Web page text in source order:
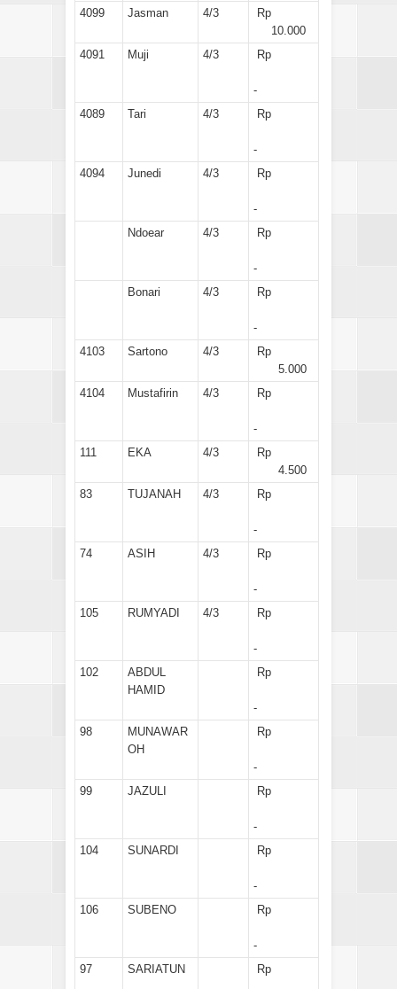
4099
Jasman 4/3
Rp
10.000
4091
Muji 4/3 Rp
-
4089
Tari 4/3 Rp
-
4094
Junedi 4/3 Rp
-
Ndoear
4/3 Rp
-
Bonari
4/3 Rp
-
4103
Sartono 4/3
Rp
5.000
4104
Mustafirin 4/3 Rp
-
111
EKA 4/3
Rp
4.500
83
TUJANAH 4/3 Rp
-
74
ASIH 4/3 Rp
-
105
RUMYADI 4/3 Rp
-
102
ABDUL
HAMID
Rp
-
98
MUNAWAR
OH
Rp
-
99
JAZULI Rp
-
104
SUNARDI Rp
-
106
SUBENO Rp
-
97
SARIATUN Rp